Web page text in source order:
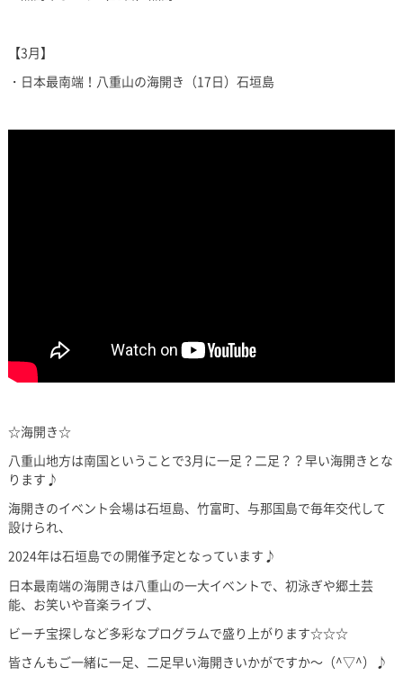
【3月】
・日本最南端！八重山の海開き（17日）石垣島
☆海開き☆
八重山地方は南国ということで3月に一足？二足？？早い海開きとな
ります♪
海開きのイベント会場は石垣島、竹富町、与那国島で毎年交代して
設けられ、
2024年は石垣島での開催予定となっています♪
日本最南端の海開きは八重山の一大イベントで、初泳ぎや郷土芸
能、お笑いや音楽ライブ、
ビーチ宝探しなど多彩なプログラムで盛り上がります☆☆☆
皆さんもご一緒に一足、二足早い海開きいかがですか～（^▽^）♪